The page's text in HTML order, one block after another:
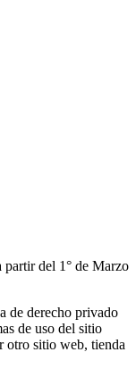
partir del 1° de Marzo
de derecho privado
de uso del sitio
otro sitio web, tienda